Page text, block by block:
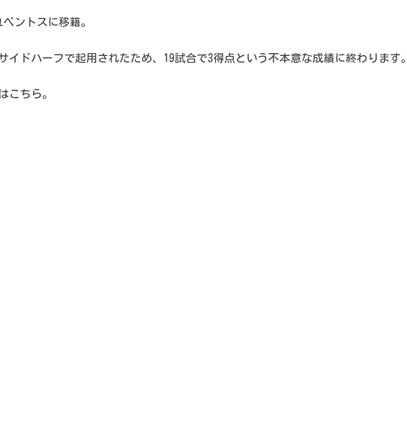
ントスに移籍。
イドハーフで起用されたため、19試合で3得点という不本意な成績に終わります。
こちら。